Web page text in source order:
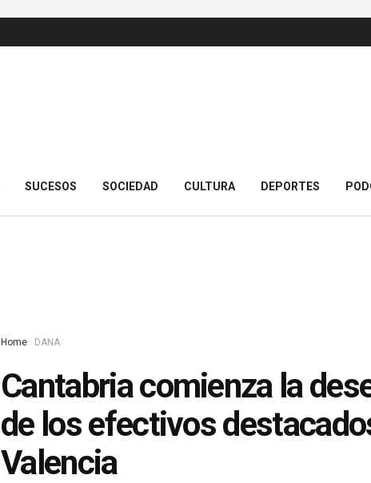
SUCESOS SOCIEDAD CULTURA DEPORTES
Home DANA
Cantabria comienza la
de los efectivos
Valencia